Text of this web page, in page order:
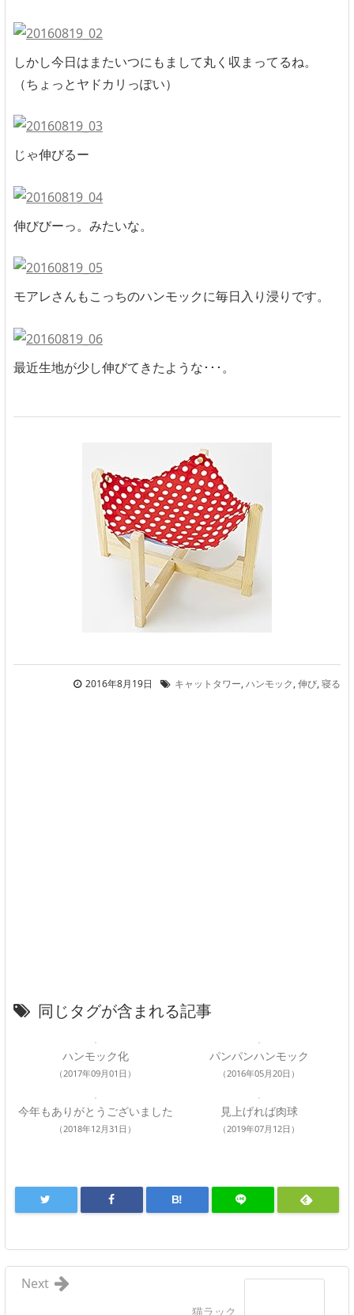
しかし今日はまたいつにもまして丸く収まってるね。
（ちょっとヤドカリっぽい）
じゃ伸びるー
伸びびーっ。みたいな。
モアレさんもこっちのハンモックに毎日入り浸りです。
最近生地が少し伸びてきたような･･･。
2016年8月19日 キャットタワー,ハンモック,伸び,寝る
同じタグが含まれる記事
ハンモック化
（2017年09月01日）
パンパンハンモック
（2016年05月20日）
今年もありがとうございました
（2018年12月31日）
見上げれば肉球
（2019年07月12日）
B!
猫ラック
Next